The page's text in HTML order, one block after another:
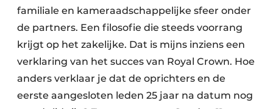
familiale en kameraadschappelijke sfeer onder
de partners. Een filosofie die steeds voorrang
krijgt op het zakelijke. Dat is mijns inziens een
verklaring van het succes van Royal Crown. Hoe
anders verklaar je dat de oprichters en de
eerste aangesloten leden 25 jaar na datum nog